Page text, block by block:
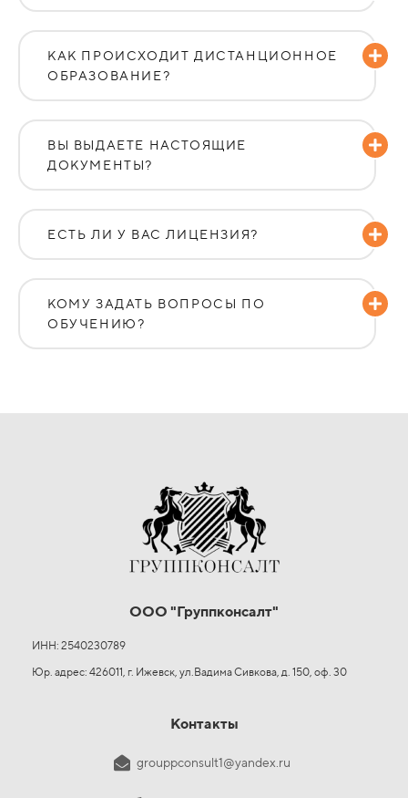
КАК ПРОИСХОДИТ ДИСТАНЦИОННОЕ
ОБРАЗОВАНИЕ?
ВЫ ВЫДАЕТЕ НАСТОЯЩИЕ
ДОКУМЕНТЫ?
ЕСТЬ ЛИ У ВАС ЛИЦЕНЗИЯ?
КОМУ ЗАДАТЬ ВОПРОСЫ ПО
ОБУЧЕНИЮ?
ООО "Группконсалт"
ИНН: 2540230789
Юр. адрес: 426011, г. Ижевск, ул.Вадима Сивкова, д. 150, оф. 30
Контакты
grouppconsult1@yandex.ru